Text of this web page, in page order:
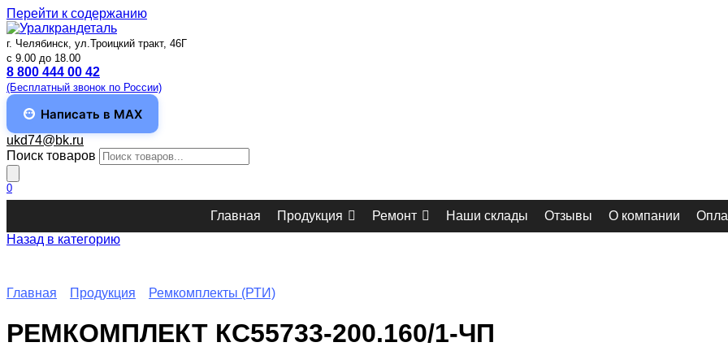
Перейти к содержанию
г. Челябинск, ул.Троицкий тракт, 46Г
c 9.00 до 18.00
8 800 444 00 42
(Бесплатный звонок по России)
Написать в MAX
ukd74@bk.ru
Поиск товаров
0
Главная Продукция Ремонт Наши склады Отзывы О компании
Назад в категорию
Главная Продукция Ремкомплекты (РТИ)
РЕМКОМПЛЕКТ КС55733-200.160/1-ЧП